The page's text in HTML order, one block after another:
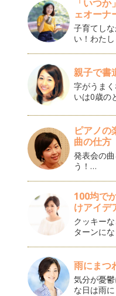
「いつ
ェオーナ
子育てし
い！わた
親子で書
字がうま
いは0歳の
ピアノの
曲の仕方
発表会の
う！…
100均で
けアイデ
クッキー
ターンに
雨にまつ
気分が憂
な日は雨